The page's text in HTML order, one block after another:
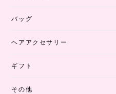
バッグ
ヘアアクセサリー
ギフト
その他